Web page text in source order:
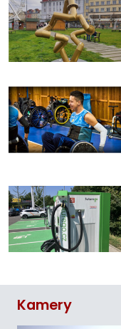
Kamery